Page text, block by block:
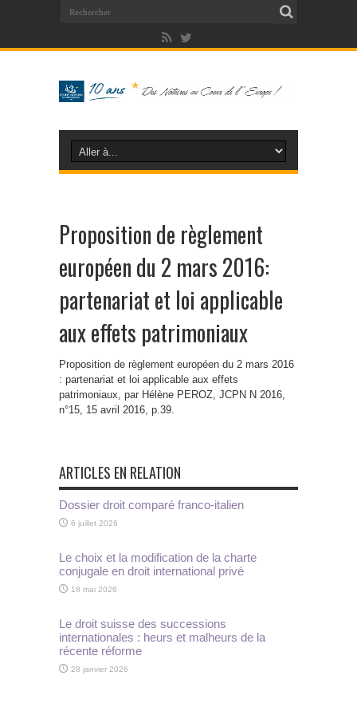
Proposition de règlement
européen du 2 mars 2016:
partenariat et loi applicable
aux effets patrimoniaux
Proposition de règlement européen du 2 mars 2016
: partenariat et loi applicable aux effets
patrimoniaux, par Hélène PEROZ, JCPN N 2016,
n°15, 15 avril 2016, p.39.
ARTICLES EN RELATION
Dossier droit comparé franco-italien
6 juillet 2026
Le choix et la modification de la charte
conjugale en droit international privé
18 mai 2026
Le droit suisse des successions
internationales : heurs et malheurs de la
récente réforme
28 janvier 2026